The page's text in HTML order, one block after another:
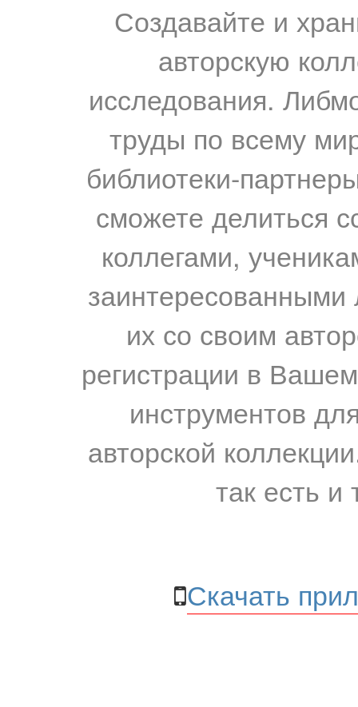
Создавайте и
авторскую
исследования.
труды по всему
библиотеки-
сможете делиться
коллегами,
их со своим
регистрации в
инструментов
авторской
так есть и
Скачать